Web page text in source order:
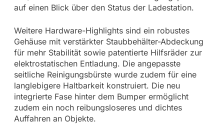
auf einen Blick über den Status der Ladestation.
Weitere Hardware-Highlights sind ein robustes
Gehäuse mit verstärkter Staubbehälter-Abdeckung
für mehr Stabilität sowie patentierte Hilfsräder zur
elektrostatischen Entladung. Die angepasste
seitliche Reinigungsbürste wurde zudem für eine
langlebigere Haltbarkeit konstruiert. Die neu
integrierte Fase hinter dem Bumper ermöglicht
zudem ein noch reibungsloseres und dichtes
Auffahren an Objekte.